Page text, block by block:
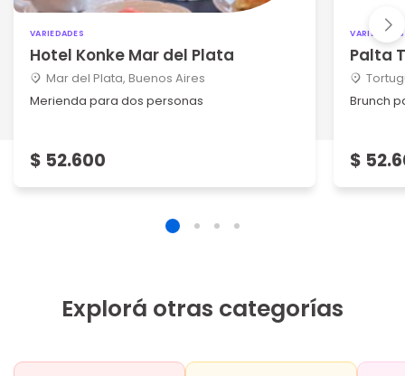
VARIEDADES
Hotel Konke Mar del Plata
Mar del Plata, Buenos Aires
Merienda para dos personas
$ 52.600
VARIEDADES
Palta
Brunch
$
Explorá otras categorías